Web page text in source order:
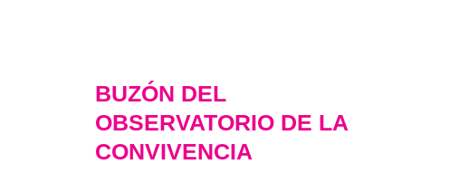
BUZÓN DEL
OBSERVATORIO DE LA
CONVIVENCIA